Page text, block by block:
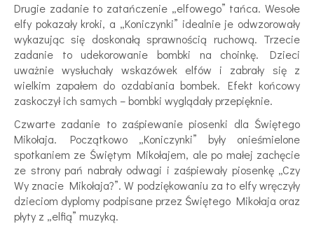
Drugie zadanie to zatańczenie „elfowego” tańca. Wesołe
elfy pokazały kroki, a „Koniczynki” idealnie je odwzorowały
wykazując się doskonałą sprawnością ruchową. Trzecie
zadanie to udekorowanie bombki na choinkę. Dzieci
uważnie wysłuchały wskazówek elfów i zabrały się z
wielkim zapałem do ozdabiania bombek. Efekt końcowy
zaskoczył ich samych – bombki wyglądały przepięknie.
Czwarte zadanie to zaśpiewanie piosenki dla Świętego
Mikołaja. Początkowo „Koniczynki” były onieśmielone
spotkaniem ze Świętym Mikołajem, ale po małej zachęcie
ze strony pań nabrały odwagi i zaśpiewały piosenkę „Czy
Wy znacie Mikołaja?”. W podziękowaniu za to elfy wręczyły
dzieciom dyplomy podpisane przez Świętego Mikołaja oraz
płyty z „elfią” muzyką.